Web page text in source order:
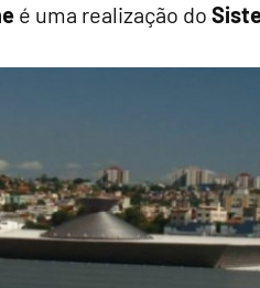
é uma realização do